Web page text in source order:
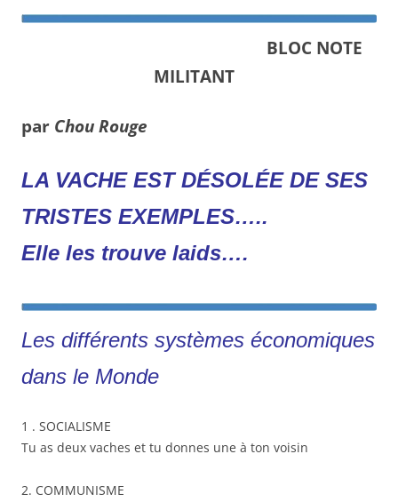
BLOC NOTE
MILITANT
par Chou Rouge
LA VACHE EST DÉSOLÉE DE SES
TRISTES EXEMPLES…..
Elle les trouve laids….
Les différents systèmes économiques
dans le Monde
1 . SOCIALISME
Tu as deux vaches et tu donnes une à ton voisin
2. COMMUNISME